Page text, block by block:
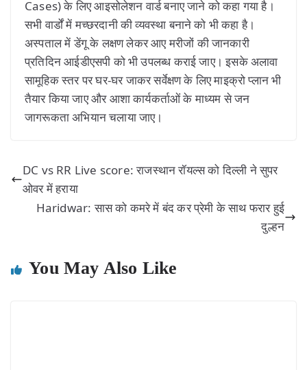
Cases) के लिए आइसोलेशन वार्ड बनाए जाने को कहा गया है।
सभी वार्डों में मच्छरदानी की व्यवस्था बनाने को भी कहा है।
अस्पताल में डेंगू के लक्षण लेकर आए मरीजों की जानकारी
प्रतिदिन आईडीएसपी को भी उपलब्ध कराई जाए। इसके अलावा
सामूहिक स्तर पर घर-घर जाकर सर्वेक्षण के लिए माइक्रो प्लान भी
तैयार किया जाए और आशा कार्यकर्ताओं के माध्यम से जन
जागरूकता अभियान चलाया जाए।
DC vs RR Live score: राजस्थान रॉयल्स को दिल्ली ने सुपर
ओवर में हराया
Haridwar: सास को कमरे में बंद कर प्रेमी के साथ फरार हुई
दुल्हन
You May Also Like